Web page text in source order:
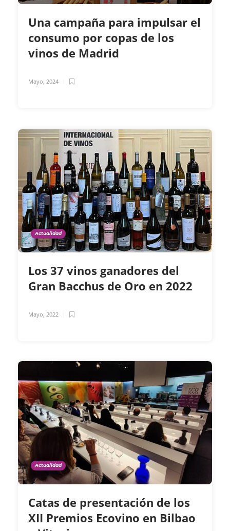
Una campaña para impulsar el
consumo por copas de los
vinos de Madrid
Mayo, 2024
Actualidad
Los 37 vinos ganadores del
Gran Bacchus de Oro en 2022
Mayo, 2022
Actualidad
Catas de presentación de los
XII Premios Ecovino en Bilbao